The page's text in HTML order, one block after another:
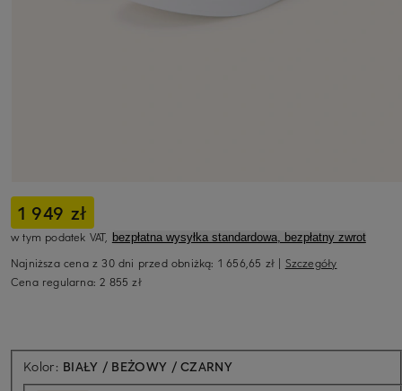
1 949 zł
w tym podatek VAT, bezpłatna wysyłka standardowa, bezpłatny zwrot
Najniższa cena z 30 dni przed obniżką: 1 656,65 zł | Szczegóły
Cena regularna:2 855 zł
Kolor: BIAŁY / BEŻOWY / CZARNY